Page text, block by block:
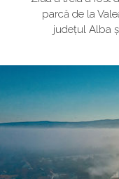
parcă de la
județul Alba